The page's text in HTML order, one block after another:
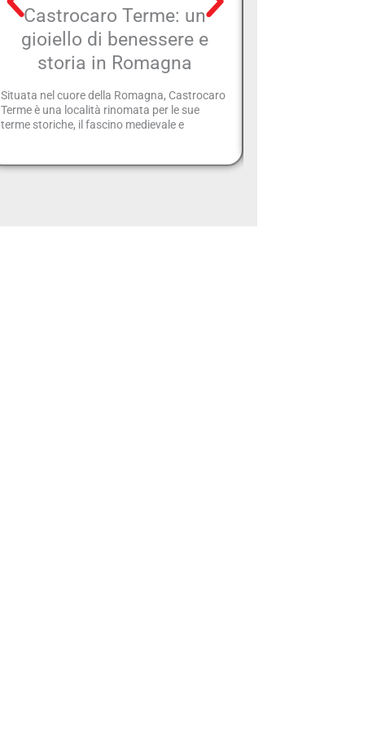
Castrocaro Terme: un
gioiello di benessere e
storia in Romagna
Situata nel cuore della Romagna, Castrocaro
Terme è una località rinomata per le sue
terme storiche, il fascino medievale e